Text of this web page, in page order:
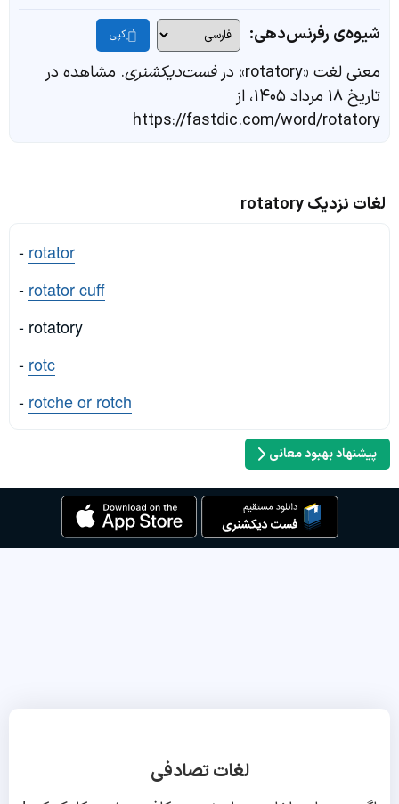
شیوه‌ی رفرنس‌دهی: کپی
معنی لغت «rotatory» در فست‌دیکشنری. مشاهده در
تاریخ ۱۸ مرداد ۱۴۰۵، از
https://fastdic.com/word/rotatory
لغات نزدیک rotatory
- rotator
- rotator cuff
- rotatory
- rotc
- rotche or rotch
پیشنهاد بهبود معانی
لغات تصادفی